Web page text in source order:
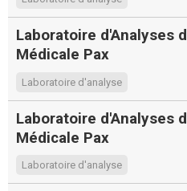
Laboratoire d'Analyses
Médicale Pax
Laboratoire d'analyse
Laboratoire d'Analyses
Médicale Pax
Laboratoire d'analyse